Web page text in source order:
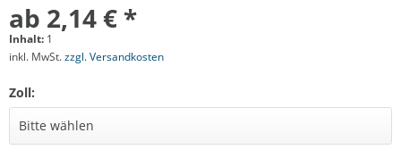
ab 2,14 € *
Inhalt: 1
inkl. MwSt.zzgl. Versandkosten
Zoll: